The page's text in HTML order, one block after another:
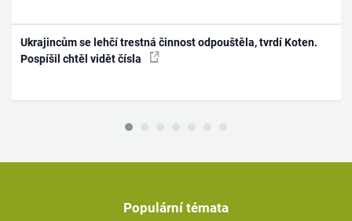
Ukrajincům se lehčí trestná činnost odpouštěla, tvrdí Koten.
Pospíšil chtěl vidět čísla
Populární témata